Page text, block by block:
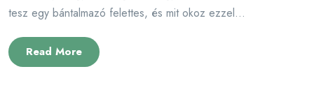
tesz egy bántalmazó felettes, és mit okoz ezzel...
Read More